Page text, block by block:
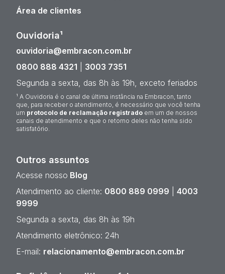
Área de clientes
Ouvidoria¹
ouvidoria@embracon.com.br
0800 888 4321
3003 7351
Segunda a sexta, das 8h às 19h, exceto feriados
¹ A Ouvidoria é o canal de última instância na Embracon, tanto
que, para receber o atendimento, é necessário que você tenha
um protocolo de reclamação registrado em um de nossos
canais de atendimento e que o retorno deles não tenha sido
satisfatório.
Outros assuntos
Acesse nosso Blog
Atendimento ao cliente: 0800 889 0999
4003
9999
Segunda a sexta, das 8h às 19h
Atendimento eletrônico: 24h
E-mail: relacionamento@embracon.com.br